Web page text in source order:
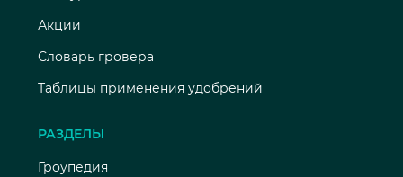
Акции
Словарь гровера
Таблицы применения удобрений
РАЗДЕЛЫ
Гроупедия